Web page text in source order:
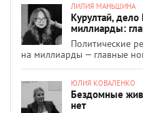
ЛИЛИЯ МАНЬШИНА
Курултай,
миллиарды:
Политические
на миллиарды — главные
ЮЛИЯ КОВАЛЕНКО
Бездомные
нет